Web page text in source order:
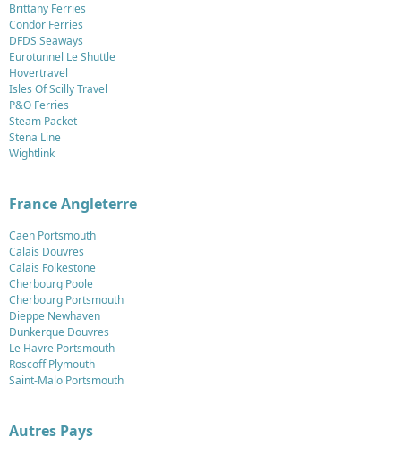
Brittany Ferries
Condor Ferries
DFDS Seaways
Eurotunnel Le Shuttle
Hovertravel
Isles Of Scilly Travel
P&O Ferries
Steam Packet
Stena Line
Wightlink
France Angleterre
Caen Portsmouth
Calais Douvres
Calais Folkestone
Cherbourg Poole
Cherbourg Portsmouth
Dieppe Newhaven
Dunkerque Douvres
Le Havre Portsmouth
Roscoff Plymouth
Saint-Malo Portsmouth
Autres Pays